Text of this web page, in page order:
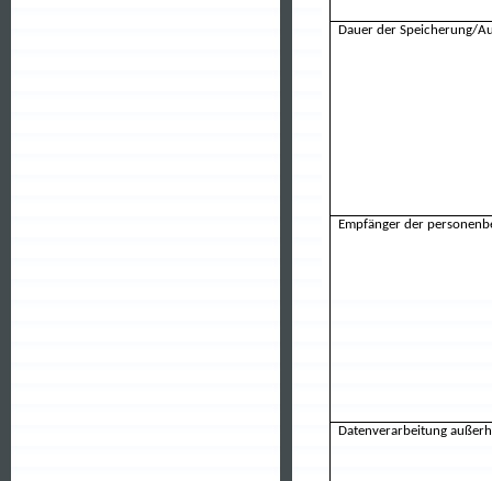
Dauer der Speicherung/
Empfänger der
Datenverarbeitung